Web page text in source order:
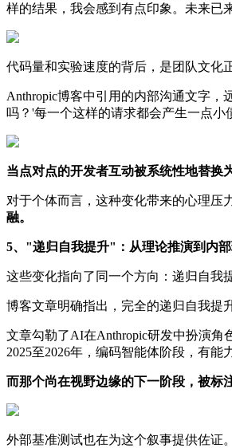
样的结果，我会感到有点印象。未来已
代码量和实验速度的背后，是团队文化
Anthropic博客中引用的内部沟通文字
吗？'每一个这样的请求都会产生一点
当点对点的开发者互动被系统性地替换
对于个体而言，这种变化带来的心理压
融。
5、"递归自我提升"：从理论推演到内
这些变化指向了同一个方向：递归自我
博客文章明确指出，完全的递归自我提
文章勾勒了AI在Anthropic研发中扮演角
2025至2026年，编码智能体阶段，有
而那个尚在视野边缘的下一阶段，被标
外部基准测试也在为这个叙事提供佐证